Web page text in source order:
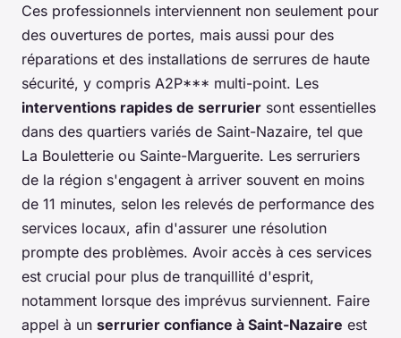
Ces professionnels interviennent non seulement pour
des ouvertures de portes, mais aussi pour des
réparations et des installations de serrures de haute
sécurité, y compris A2P*** multi-point. Les
interventions rapides de serrurier sont essentielles
dans des quartiers variés de Saint-Nazaire, tel que
La Bouletterie ou Sainte-Marguerite. Les serruriers
de la région s'engagent à arriver souvent en moins
de 11 minutes, selon les relevés de performance des
services locaux, afin d'assurer une résolution
prompte des problèmes. Avoir accès à ces services
est crucial pour plus de tranquillité d'esprit,
notamment lorsque des imprévus surviennent. Faire
appel à un serrurier confiance à Saint-Nazaire est